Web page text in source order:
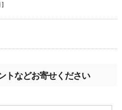
]
トなどお寄せください